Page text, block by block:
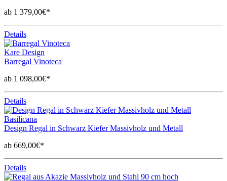
ab 1 379,00€*
Details
Kare Design
Barregal Vinoteca
ab 1 098,00€*
Details
Basilicana
Design Regal in Schwarz Kiefer Massivholz und Metall
ab 669,00€*
Details